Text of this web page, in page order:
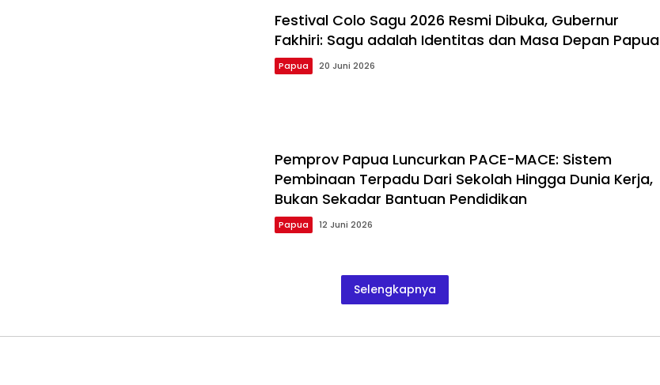
Festival Colo Sagu 2026 Resmi Dibuka, Gubernur
Fakhiri: Sagu adalah Identitas dan Masa Depan Papua
Papua 20 Juni 2026
Pemprov Papua Luncurkan PACE-MACE: Sistem
Pembinaan Terpadu Dari Sekolah Hingga Dunia Kerja,
Bukan Sekadar Bantuan Pendidikan
Papua 12 Juni 2026
Selengkapnya